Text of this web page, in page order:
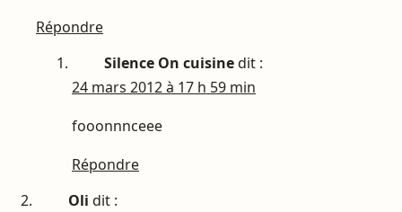
Répondre
Silence On cuisinedit :
24 mars 2012 à 17 h 59 min
fooonnnceee
Répondre
Oli dit :